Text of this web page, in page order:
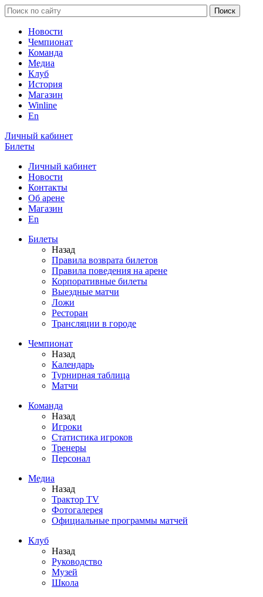
Новости
Чемпионат
Команда
Медиа
Клуб
История
Магазин
Winline
En
Личный кабинет
Билеты
Личный кабинет
Новости
Контакты
Об арене
Магазин
En
Билеты
Назад
Правила возврата билетов
Правила поведения на арене
Корпоративные билеты
Выездные матчи
Ложи
Ресторан
Трансляции в городе
Чемпионат
Назад
Календарь
Турнирная таблица
Матчи
Команда
Назад
Игроки
Статистика игроков
Тренеры
Персонал
Медиа
Назад
Трактор TV
Фотогалерея
Официальные программы матчей
Клуб
Назад
Руководство
Музей
Школа